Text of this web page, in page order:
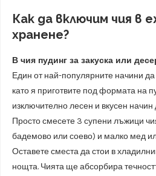
Как да включим чия в
хранене?
В чия пудинг за закуска или
Един от най-популярните начини
като я приготвите под формата на
изключително лесен и вкусен
Просто смесете 3 супени лъжици
бадемово или соево) и малко мед
Оставете сместа да стои в
нощта. Чията ще абсорбира